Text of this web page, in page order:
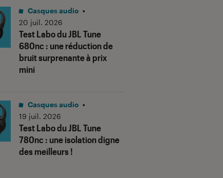
notes"
Test Labo du JBL Tune
680nc : une réduction de
bruit surprenante à prix
mini
Casques audio •
20 juil. 2026
Test Labo du JBL Tune
780nc : une isolation digne
des meilleurs !
Casques audio •
19 juil. 2026